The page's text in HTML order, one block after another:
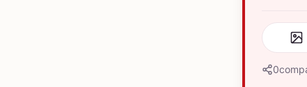
0